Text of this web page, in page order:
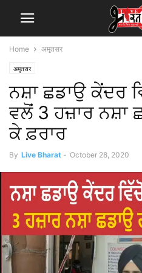
Home अमृतसर
अमृतसर
ਨਸ਼ਾ ਛਡਾਉ ਕੇਂਦਰ
ਵਲੋਂ 3 ਹਜ਼ਾਰ ਨਸ਼ਾ
ਕੇ ਫ਼ਰਾਰ
By Live Bharat - October 28, 2020